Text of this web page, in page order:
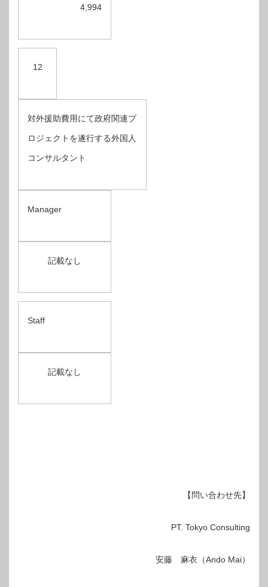
4,994
12
対外援助費用にて政府関連プ
ロジェクトを遂行する外国人
コンサルタント
Manager
記載なし
Staff
記載なし
【問い合わせ先】
PT. Tokyo Consulting
安藤 麻衣（Ando Mai）